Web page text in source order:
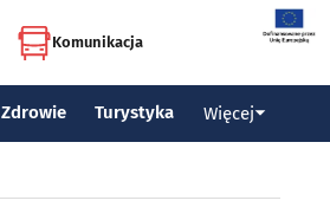
Komunikacja
Zdrowie Turystyka Więcej